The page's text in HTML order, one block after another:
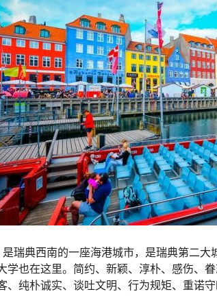
是瑞典西南的一座海港城市，是瑞典第二
学也在这里。简约、新颖、淳朴、感伤、
、纯朴诚实、谈吐文明、行为规矩、重诺守